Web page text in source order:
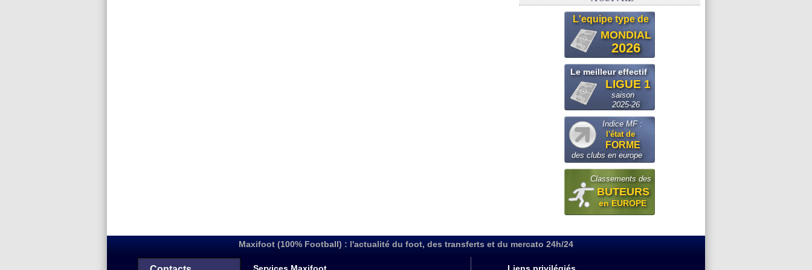
L'equipe type de
MONDIAL
2026
Le meilleur effectif
LIGUE 1
saison
2025-26
Indice MF :
l'état de
FORME
des clubs en europe
Classements des
BUTEURS
en EUROPE
Maxifoot (100% Football) : l'actualité du foot, des transferts et du mercato 24h/24